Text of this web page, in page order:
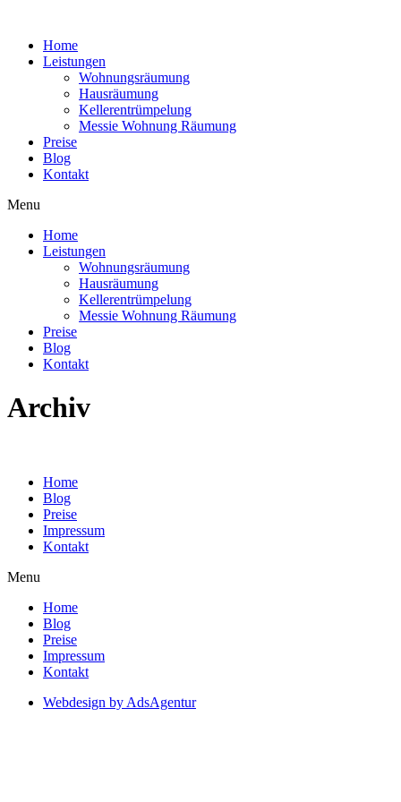
Home
Leistungen
Wohnungsräumung
Hausräumung
Kellerentrümpelung
Messie Wohnung Räumung
Preise
Blog
Kontakt
Menu
Home
Leistungen
Wohnungsräumung
Hausräumung
Kellerentrümpelung
Messie Wohnung Räumung
Preise
Blog
Kontakt
Archiv
Home
Blog
Preise
Impressum
Kontakt
Menu
Home
Blog
Preise
Impressum
Kontakt
Webdesign by AdsAgentur